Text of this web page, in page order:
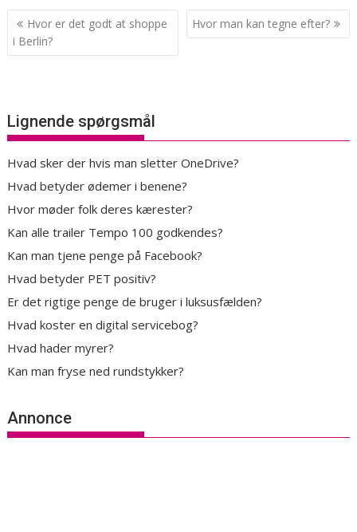
Indlægsnavigation
Hvor er det godt at shoppe
i Berlin?
Hvor man kan tegne efter?
Lignende spørgsmål
Hvad sker der hvis man sletter OneDrive?
Hvad betyder ødemer i benene?
Hvor møder folk deres kærester?
Kan alle trailer Tempo 100 godkendes?
Kan man tjene penge på Facebook?
Hvad betyder PET positiv?
Er det rigtige penge de bruger i luksusfælden?
Hvad koster en digital servicebog?
Hvad hader myrer?
Kan man fryse ned rundstykker?
Annonce